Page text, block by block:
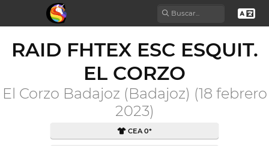
RAID FHTEX ESC ESQUIT.
EL CORZO
El Corzo Badajoz (Badajoz) (18 febrero
2023)
CEA 0*